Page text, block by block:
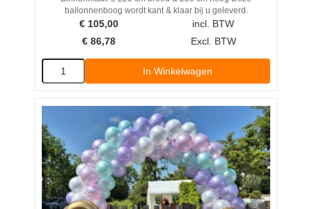
ballonnenboog wordt kant & klaar bij u geleverd.
€ 105,00
incl. BTW
€ 86,78 Excl. BTW
In Winkelwagen